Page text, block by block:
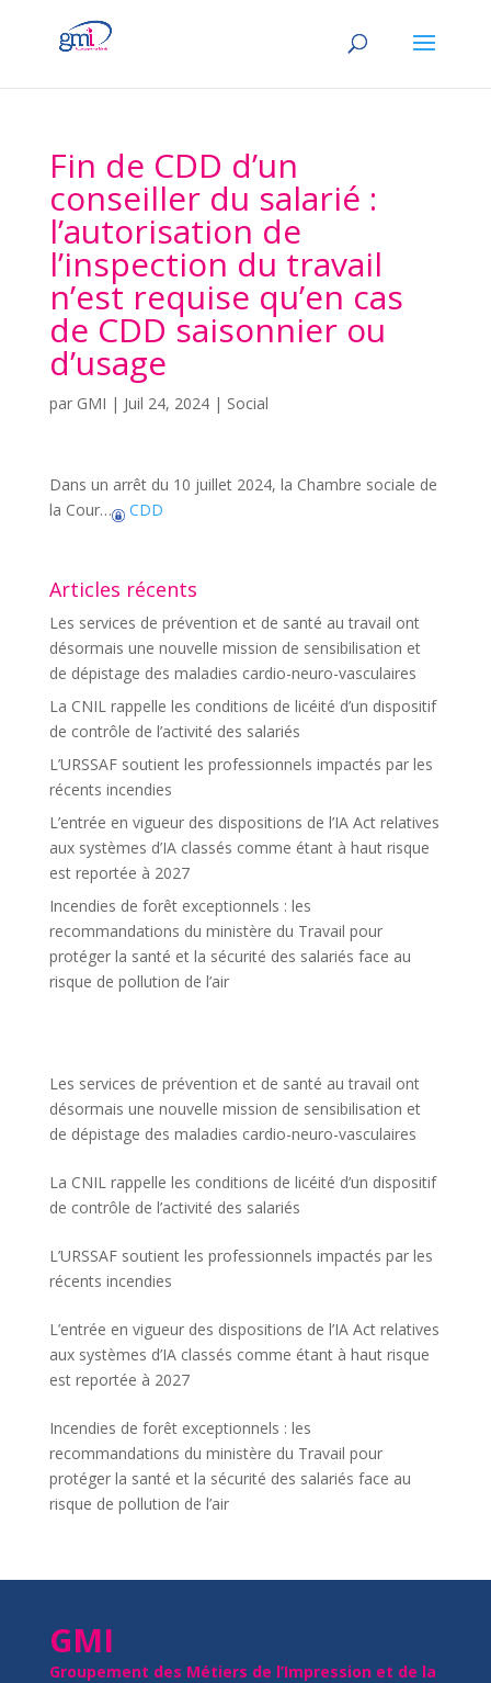
Fin de CDD d’un
conseiller du salarié :
l’autorisation de
l’inspection du travail
n’est requise qu’en cas
de CDD saisonnier ou
d’usage
par GMI | Juil 24, 2024| Social
Dans un arrêt du 10 juillet 2024, la Chambre sociale de
la Cour…
CDD
Articles récents
Les services de prévention et de santé au travail ont
désormais une nouvelle mission de sensibilisation et
de dépistage des maladies cardio-neuro-vasculaires
La CNIL rappelle les conditions de licéité d’un dispositif
de contrôle de l’activité des salariés
L’URSSAF soutient les professionnels impactés par les
récents incendies
L’entrée en vigueur des dispositions de l’IA Act relatives
aux systèmes d’IA classés comme étant à haut risque
est reportée à 2027
Incendies de forêt exceptionnels : les
recommandations du ministère du Travail pour
protéger la santé et la sécurité des salariés face au
risque de pollution de l’air
Les services de prévention et de santé au travail ont
désormais une nouvelle mission de sensibilisation et
de dépistage des maladies cardio-neuro-vasculaires
La CNIL rappelle les conditions de licéité d’un dispositif
de contrôle de l’activité des salariés
L’URSSAF soutient les professionnels impactés par les
récents incendies
L’entrée en vigueur des dispositions de l’IA Act relatives
aux systèmes d’IA classés comme étant à haut risque
est reportée à 2027
Incendies de forêt exceptionnels : les
recommandations du ministère du Travail pour
protéger la santé et la sécurité des salariés face au
risque de pollution de l’air
GMI
Groupement des Métiers de l’Impression et de la